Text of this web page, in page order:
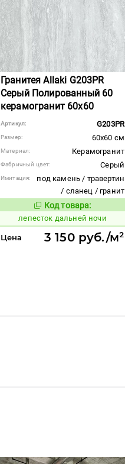
Гранитея Allaki G203PR
Серый Полированный 60
керамогранит 60x60
Артикул: G203PR
Размер: 60x60 см
Материал: Керамогранит
Фабричный цвет: Серый
Имитация:
под камень / травертин
/ сланец / гранит
Код товара:
862436 Код товара:
лепесток дальней ночи
Цена 3 150 руб./м²